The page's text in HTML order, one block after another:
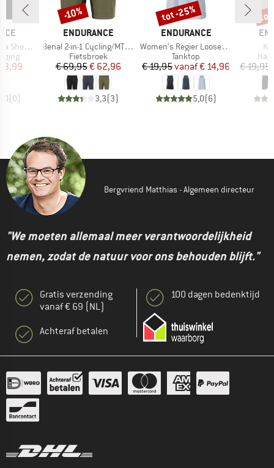
XQL
prijs
(0)
MERK
ENDURANCE
Artikel
Benal 2-in-1 Cycling/MTB Shorts
Productgroep
Fietsbroek
Prijs
€ 69,95Verlaagde prijs
€ 62,96
3,3(3)
Korting
-10%
MERK
ENDURANCE
Artikel
Women's Regier Loose Fit Top
Productgroep
Tanktop
Prijs
€ 19,95 Verlaagde prijs
vanaf€ 14,96
5,0(6)
Korting
tot -25%
€ 19,95
Bergvriend Matthias - Algemeen directeur
"We moeten allemaal meer verantwoordelijkheid
nemen, zodat de natuur voor ons behouden blijft."
Gratis verzending
vanaf € 69 (NL)
Achteraf betalen
100 dagen bedenktijd